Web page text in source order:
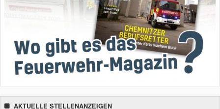
AKTUELLE STELLENANZEIGEN